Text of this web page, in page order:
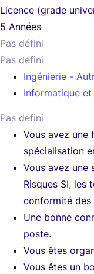
Licence (grade
5 Années
Pas défini
Pas défini
Ingénierie -
Informatique
Pas défini
Vous avez une
spécialisation
Vous avez une
Risques SI, les
conformité des
Une bonne
poste.
Vous êtes
Vous êtes un